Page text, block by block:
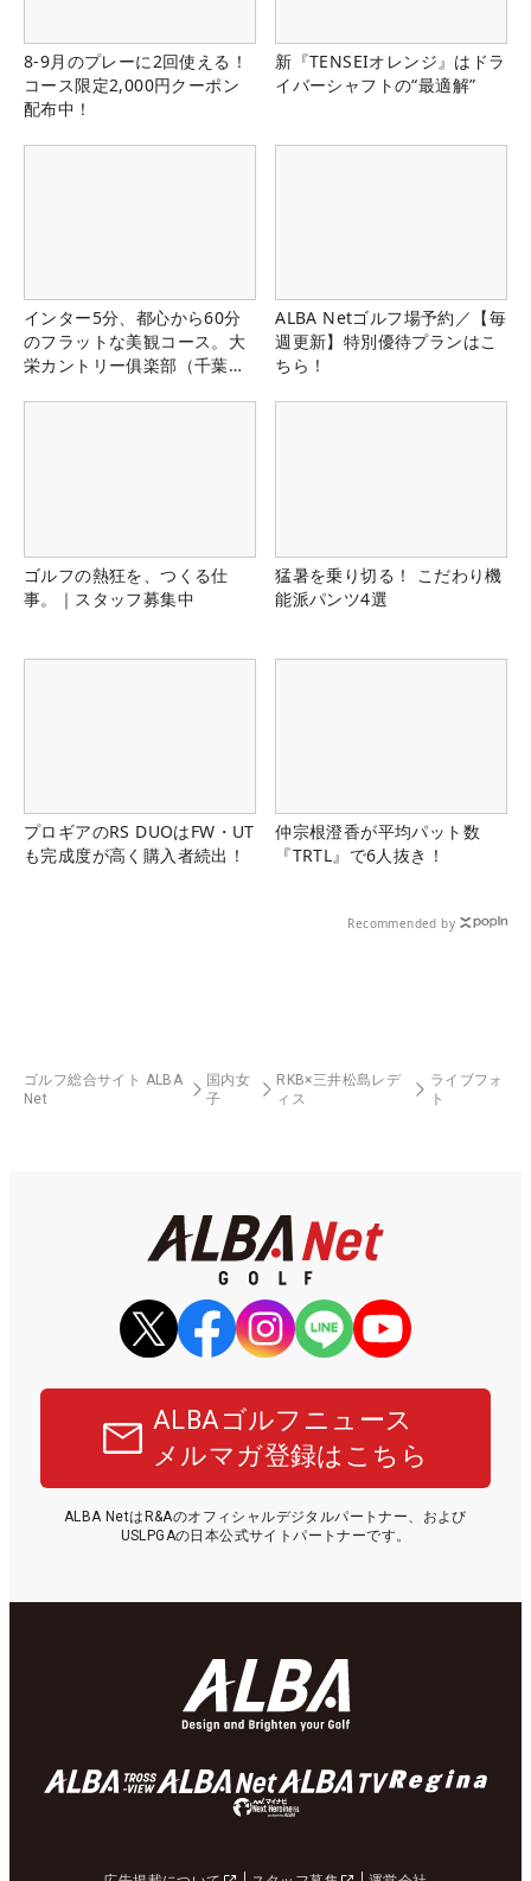
8-9月のプレーに2回使える！
コース限定2,000円クーポン
配布中！
新『TENSEIオレンジ』はドラ
イバーシャフトの“最適解”
インター5分、都心から60分
のフラットな美観コース。大
栄カントリー俱楽部（千葉
ALBA Netゴルフ場予約／【毎
週更新】特別優待プランはこ
ちら！
ゴルフの熱狂を、つくる仕
事。｜スタッフ募集中
猛暑を乗り切る！ こだわり機
能派パンツ4選
プロギアのRS DUOはFW・UT
も完成度が高く購入者続出！
仲宗根澄香が平均パット数
『TRTL』で6人抜き！
Recommended by
ゴルフ総合サイト ALBA
Net
国内女
子
RKB×三井松島レデ
ィス
ライブフォ
ト
ALBAゴルフニュース
メルマガ登録はこちら
ALBA NetはR&Aのオフィシャルデジタルパートナー、および
USLPGAの日本公式サイトパートナーです。